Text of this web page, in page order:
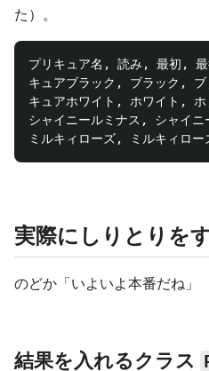
た）。
プリキュア名, 読み, 最初, 最
キュアブラック, ブラック,
キュアホワイト, ホワイト,
シャイニールミナス, シャイ
実際にしりとりを
のどか「いよいよ本番だね」
結果を入れるクラス